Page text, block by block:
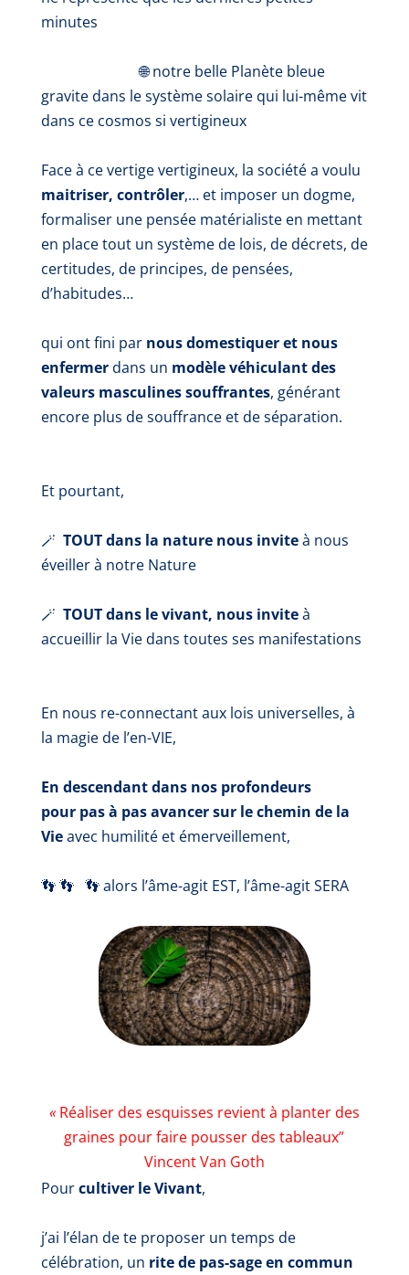
minutes
🌐 notre belle Planète bleue
gravite dans le système solaire qui lui-même vit
dans ce cosmos si vertigineux
Face à cevertige vertigineux, la société a voulu
maitriser, contrôler,… et imposer un dogme,
formaliser une pensée matérialiste en mettant
en place tout un système de lois, de décrets, de
certitudes, de principes, de pensées,
d’habitudes…
qui ont fini par nous domestiquer et nous
enfermerdans un modèle véhiculant des
valeurs masculines souffrantes, générant
encore plus de souffrance et de séparation.
Et pourtant,
🪄 TOUT dans la nature nous inviteà nous
éveiller à notre Nature
🪄 TOUT dans le vivant, nous inviteà
accueillir la Viedans toutes ses manifestations
En nous re-connectant aux lois universelles, à
la magie de l’en-VIE,
En descendant dans nos profondeurs
pour pas à pas avancer sur le chemin de la
Vieavec humilité et émerveillement,
👣 👣 👣alors l’âme-agit EST, l’âme-agitSERA
«Réaliser des esquisses revient à planter des
graines pour faire pousser des tableaux”
Vincent Van Goth
Pourcultiver le Vivant,
j’ai l’élan de te proposer un temps de
célébration, un rite de pas-sage en commun